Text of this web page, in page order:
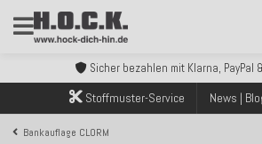
Kostenloser Versand innerhalb
Sicher bezahlen mit Klarna, PayPal
Kostenloser Versand innerhalb
Über 120.000 erfolgreich
Sicher bezahlen mit Klarna, PayPal
Kostenloser Versand innerhalb
Stoffmuster-Service News |
Bankauflage CLORM